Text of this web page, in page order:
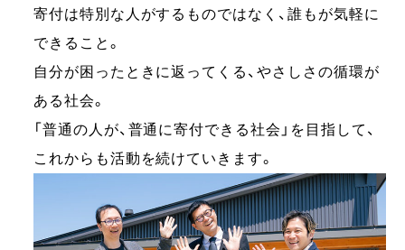
寄付は特別な人がするものではなく、誰もが気軽に
できること。
自分が困ったときに返ってくる、やさしさの循環が
ある社会。
「普通の人が、普通に寄付できる社会」を目指して、
これからも活動を続けていきます。